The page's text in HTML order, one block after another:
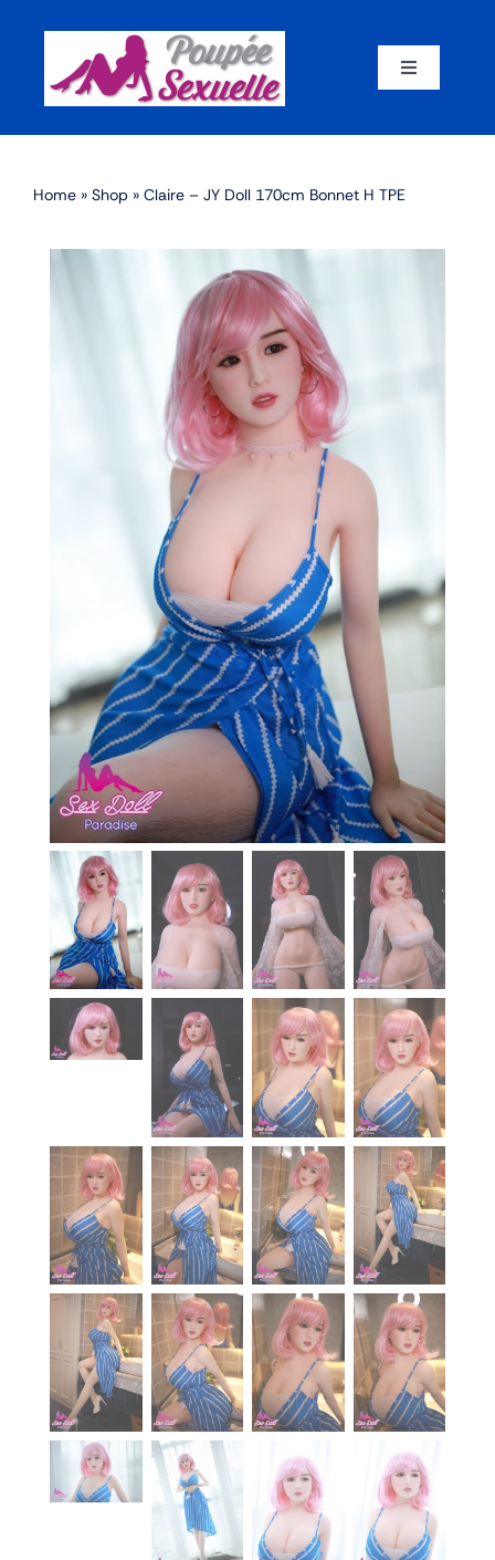
content
Toggle
Par corps
Sex dolls en promotion
Guides
Paiement
Contact
Livraison
À propos
Home » Shop » Claire – JY Doll 170cm Bonnet H TPE